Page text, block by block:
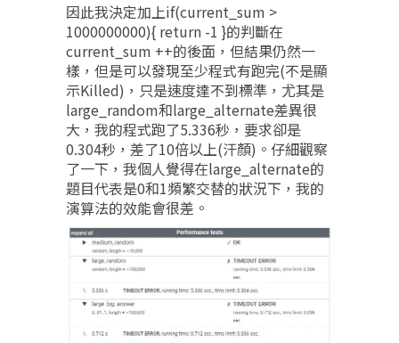
因此我決定加上if(current_sum >
1000000000){ return -1 }的判斷在
current_sum ++的後面，但結果仍然一
樣，但是可以發現至少程式有跑完(不是顯
示Killed)，只是速度達不到標準，尤其是
large_random和large_alternate差異很
大，我的程式跑了5.336秒，要求卻是
0.304秒，差了10倍以上(汗顏)。仔細觀察
了一下，我個人覺得在large_alternate的
題目代表是0和1頻繁交替的狀況下，我的
演算法的效能會很差。